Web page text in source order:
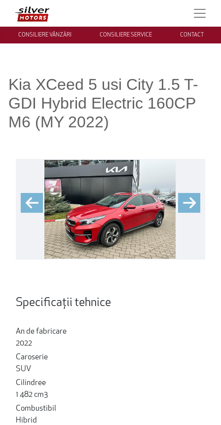
CONSILIERE VÂNZĂRI CONSILIERE SERVICE CONTACT
Kia XCeed 5 usi City 1.5 T-
GDI Hybrid Electric 160CP
M6 (MY 2022)
Specificații tehnice
An de fabricare
2022
Caroserie
SUV
Cilindree
1 482 cm3
Combustibil
Hibrid